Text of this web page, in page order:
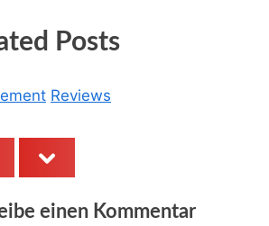
Posts
Reviews
next
einen Kommentar